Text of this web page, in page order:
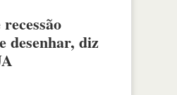
desenhar, diz